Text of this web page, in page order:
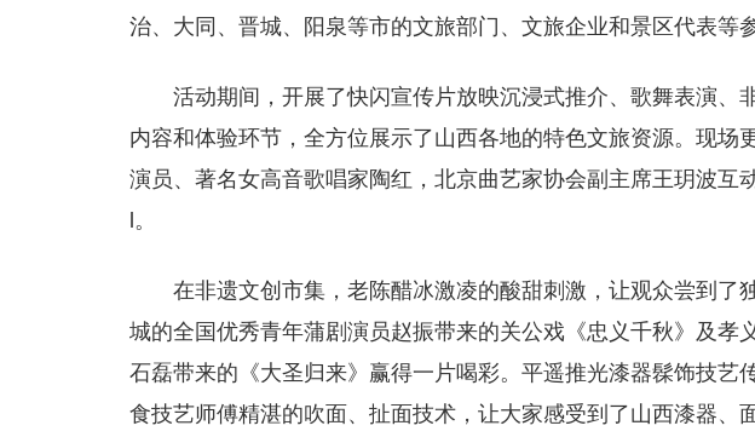
治、大同、晋城、阳泉等市的文旅部门、文旅企业和景区代表等
活动期间，开展了快闪宣传片放映沉浸式推介、歌舞表演、
内容和体验环节，全方位展示了山西各地的特色文旅资源。现场
演员、著名女高音歌唱家陶红，北京曲艺家协会副主席王玥波互
l。
在非遗文创市集，老陈醋冰激凌的酸甜刺激，让观众尝到了
城的全国优秀青年蒲剧演员赵振带来的关公戏《忠义千秋》及孝
石磊带来的《大圣归来》赢得一片喝彩。平遥推光漆器髹饰技艺
食技艺师傅精湛的吹面、扯面技术，让大家感受到了山西漆器、